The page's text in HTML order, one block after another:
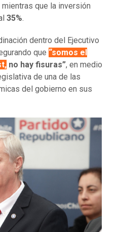
mientras que la inversión
35%
dentro del Ejecutivo
que “somos el
no hay fisuras”, en medio
de una de las
del gobierno en sus